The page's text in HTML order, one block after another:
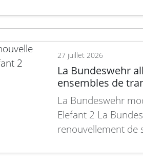
27 juillet 2026
La Bundeswehr
ensembles de
La Bundeswehr
Elefant 2 La
renouvellement de
terrestres. Ce